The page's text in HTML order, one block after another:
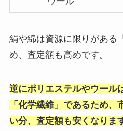
絹や綿は資源に限りがある
め、査定額も高めです。
逆にポリエステルやウール
「化学繊維」であるため
い分、査定額も安くなりま